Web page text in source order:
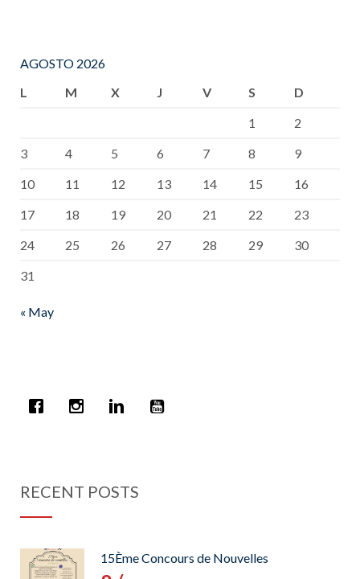
AGOSTO 2026
L
M X J V S
D
1
2
3
4 5 6 7 8
9
10
11 12 13 14 15
16
17
18 19 20 21 22
23
24
25 26 27 28 29
30
31
« May
RECENT POSTS
15Ème Concours de Nouvelles